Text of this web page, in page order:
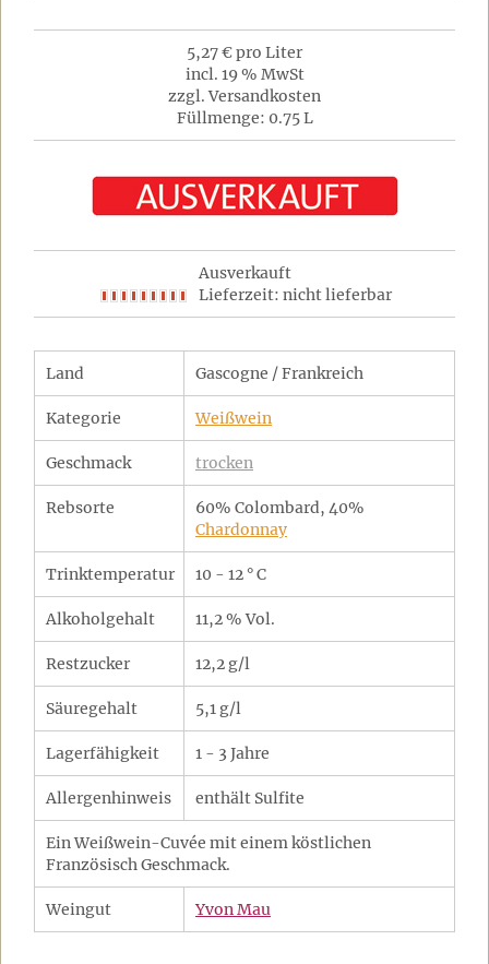
5,27 € pro Liter
incl. 19 % MwSt
zzgl. Versandkosten
Füllmenge: 0.75 L
Ausverkauft
Lieferzeit: nicht lieferbar
Land Gascogne / Frankreich
Kategorie Weißwein
Geschmack trocken
Rebsorte
60% Colombard, 40%
Chardonnay
Trinktemperatur 10 - 12 ° C
Alkoholgehalt 11,2 % Vol.
Restzucker 12,2 g/l
Säuregehalt 5,1 g/l
Lagerfähigkeit 1 - 3 Jahre
Allergenhinweis enthält Sulfite
Ein Weißwein-Cuvée mit einem köstlichen
Französisch Geschmack.
Weingut Yvon Mau